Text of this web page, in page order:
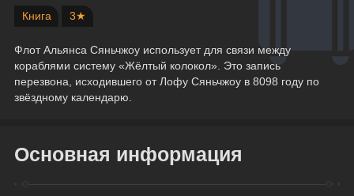
Книга 3★
Флот Альянса Сяньчжоу использует для связи между
кораблями систему «Жёлтый колокол». Это запись
перезвона, исходившего от Лофу Сяньчжоу в 8098 году по
звёздному календарю.
Основная информация